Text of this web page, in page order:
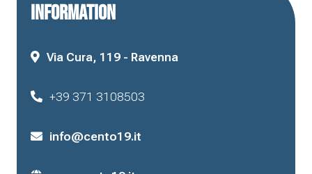
INFORMATION
Via Cura, 119 - Ravenna
+39 371 3108503
info@cento19.it